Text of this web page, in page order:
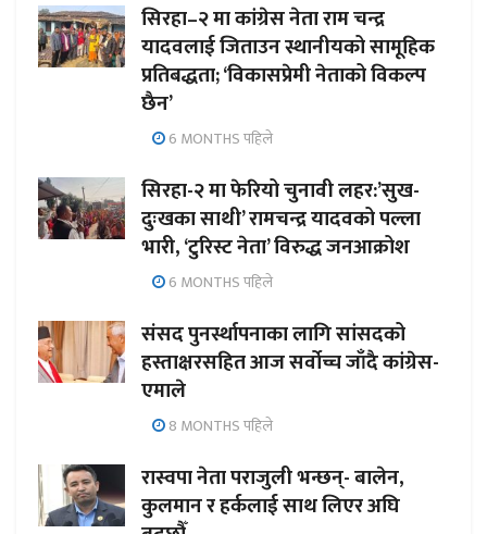
सिरहा–२ मा कांग्रेस नेता राम चन्द्र
यादवलाई जिताउन स्थानीयको सामूहिक
प्रतिबद्धता; ‘विकासप्रेमी नेताको विकल्प
छैन’
6 MONTHS पहिले
सिरहा-२ मा फेरियो चुनावी लहर:’सुख-
दुःखका साथी’ रामचन्द्र यादवको पल्ला
भारी, ‘टुरिस्ट नेता’ विरुद्ध जनआक्रोश
6 MONTHS पहिले
संसद पुनर्स्थापनाका लागि सांसदको
हस्ताक्षरसहित आज सर्वोच्च जाँदै कांग्रेस-
एमाले
8 MONTHS पहिले
रास्वपा नेता पराजुली भन्छन्- बालेन,
कुलमान र हर्कलाई साथ लिएर अघि